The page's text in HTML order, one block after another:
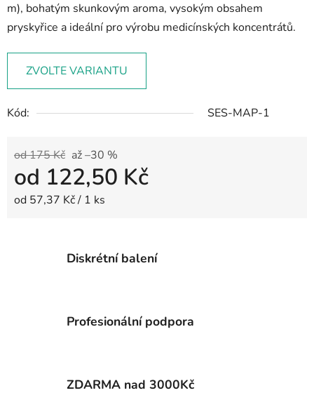
m), bohatým skunkovým aroma, vysokým obsahem
pryskyřice a ideální pro výrobu medicínských koncentrátů.
ZVOLTE VARIANTU
Kód: SES-MAP-1
od 175 Kč až –30 %
od 122,50 Kč
Měrná cena:
od 57,37 Kč / 1 ks
Diskrétní balení
Profesionální podpora
ZDARMA nad 3000Kč